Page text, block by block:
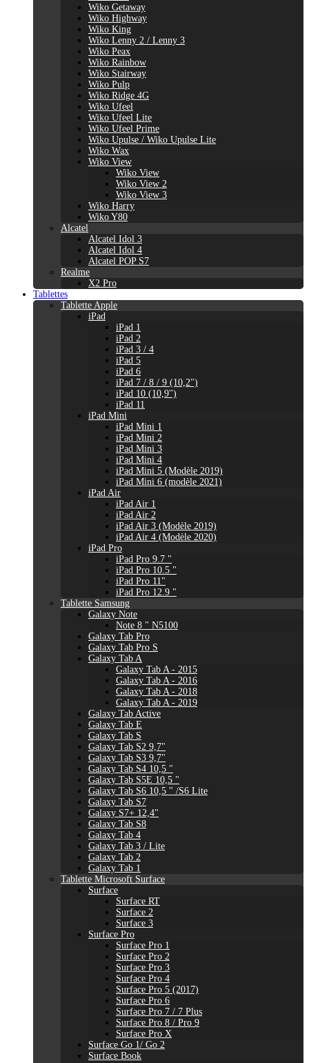
Wiko Getaway
Wiko Highway
Wiko King
Wiko Lenny 2 / Lenny 3
Wiko Peax
Wiko Rainbow
Wiko Stairway
Wiko Pulp
Wiko Ridge 4G
Wiko Ufeel
Wiko Ufeel Lite
Wiko Ufeel Prime
Wiko Upulse / Wiko Upulse Lite
Wiko Wax
Wiko View
Wiko View
Wiko View 2
Wiko View 3
Wiko Harry
Wiko Y80
Alcatel
Alcatel Idol 3
Alcatel Idol 4
Alcatel POP S7
Realme
X2 Pro
Tablettes
Tablette Apple
iPad
iPad 1
iPad 2
iPad 3 / 4
iPad 5
iPad 6
iPad 7 / 8 / 9 (10,2")
iPad 10 (10,9'')
iPad 11
iPad Mini
iPad Mini 1
iPad Mini 2
iPad Mini 3
iPad Mini 4
iPad Mini 5 (Modèle 2019)
iPad Mini 6 (modèle 2021)
iPad Air
iPad Air 1
iPad Air 2
iPad Air 3 (Modèle 2019)
iPad Air 4 (Modèle 2020)
iPad Pro
iPad Pro 9.7 "
iPad Pro 10.5 "
iPad Pro 11"
iPad Pro 12.9 "
Tablette Samsung
Galaxy Note
Note 8 " N5100
Galaxy Tab Pro
Galaxy Tab Pro S
Galaxy Tab A
Galaxy Tab A - 2015
Galaxy Tab A - 2016
Galaxy Tab A - 2018
Galaxy Tab A - 2019
Galaxy Tab Active
Galaxy Tab E
Galaxy Tab S
Galaxy Tab S2 9,7"
Galaxy Tab S3 9,7"
Galaxy Tab S4 10,5 "
Galaxy Tab S5E 10,5 "
Galaxy Tab S6 10,5 " /S6 Lite
Galaxy Tab S7
Galaxy S7+ 12,4"
Galaxy Tab S8
Galaxy Tab 4
Galaxy Tab 3 / Lite
Galaxy Tab 2
Galaxy Tab 1
Tablette Microsoft Surface
Surface
Surface RT
Surface 2
Surface 3
Surface Pro
Surface Pro 1
Surface Pro 2
Surface Pro 3
Surface Pro 4
Surface Pro 5 (2017)
Surface Pro 6
Surface Pro 7 / 7 Plus
Surface Pro 8 / Pro 9
Surface Pro X
Surface Go 1/ Go 2
Surface Book